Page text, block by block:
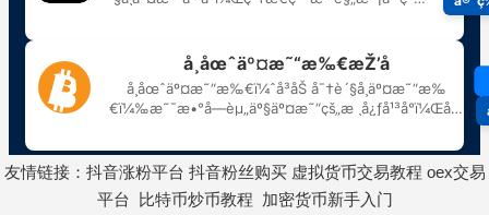
友情链接： 抖音涨粉平台 抖音粉丝购买 虚拟货币交易教程 oex交易
平台
比特币炒币教程 加密货币新手入门